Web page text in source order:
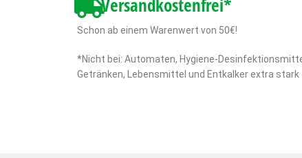
Schon ab einem Warenwert von 50€!
*Nicht bei: Automaten, Hygiene-
Getränken, Lebensmittel und Entkalker extra stark